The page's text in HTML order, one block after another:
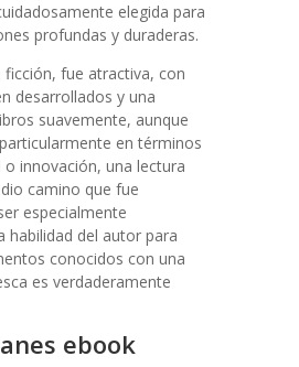
elegida para
profundas y duraderas.
fue atractiva, con
desarrollados y una
suavemente, aunque
en términos
o innovación, una lectura
camino que fue
especialmente
habilidad del autor para
conocidos con una
es verdaderamente
ebook